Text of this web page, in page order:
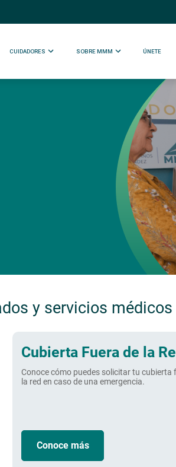
CUIDADORES SOBRE MMM ÚNETE
y servicios
Cubierta Fuera de la
Conoce cómo puedes solicitar tu cubierta
la red en caso de una emergencia.
Conoce más